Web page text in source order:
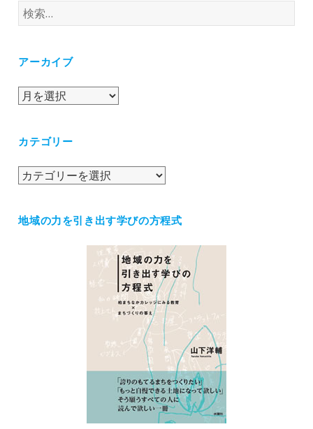
検
索:
アーカイブ
ア
イ
カテゴリー
カ
リ
地域の力を引き出す学びの方程式